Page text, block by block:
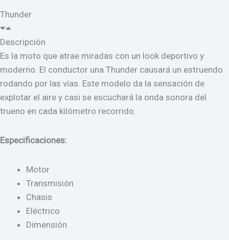
Thunder
Descripción
Es la moto que atrae miradas con un look deportivo y
moderno. El conductor una Thunder causará un estruendo
rodando por las vías. Este modelo da la sensación de
explotar el aire y casi se escuchará la onda sonora del
trueno en cada kilómetro recorrido.
Especificaciones:
Motor
Transmisión
Chasis
Eléctrico
Dimensión